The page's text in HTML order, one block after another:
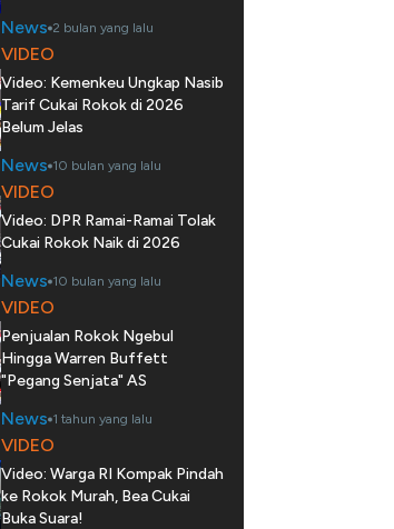
News 2 bulan yang lalu
VIDEO
Video: Kemenkeu Ungkap Nasib
Tarif Cukai Rokok di 2026
Belum Jelas
News 10 bulan yang lalu
VIDEO
Video: DPR Ramai-Ramai Tolak
Cukai Rokok Naik di 2026
News 10 bulan yang lalu
VIDEO
Penjualan Rokok Ngebul
Hingga Warren Buffett
"Pegang Senjata" AS
News 1 tahun yang lalu
VIDEO
Video: Warga RI Kompak Pindah
ke Rokok Murah, Bea Cukai
Buka Suara!